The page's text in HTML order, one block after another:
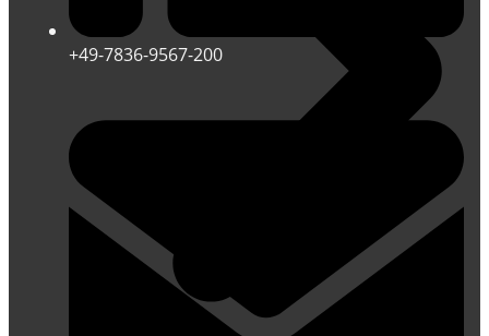
+49-7836-9567-200